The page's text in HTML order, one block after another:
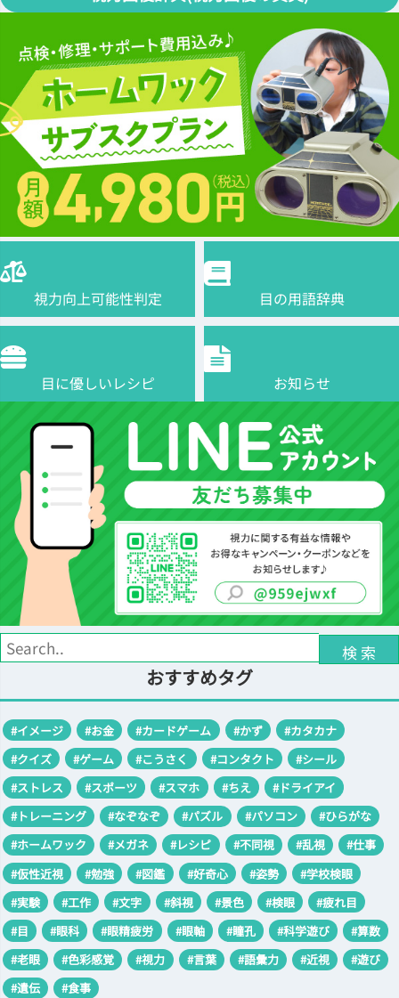
視力向上可能性判定 目の用語辞典
目に優しいレシピ お知らせ
検 索
おすすめタグ
#イメージ #お金 #カードゲーム #かず
#カタカナ
#クイズ
#ゲーム #こうさく #コンタクト
#シール
#ストレス
#スポーツ #スマホ #ちえ
#ドライアイ
#トレーニング
#なぞなぞ #パズル #パソコン
#ひらがな
#ホームワック
#メガネ #レシピ #不同視 #乱視
#仕事
#仮性近視
#勉強 #図鑑 #好奇心 #姿勢
#学校検眼
#実験
#工作 #文字 #斜視 #景色 #検眼
#疲れ目
#目
#眼科 #眼精疲労 #眼軸 #瞳孔 #科学遊び
#算数
#老眼
#色彩感覚 #視力 #言葉 #語彙力 #近視
#遊び
#遺伝
#食事